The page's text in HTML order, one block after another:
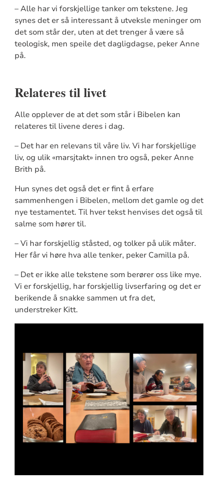
– Alle har vi forskjellige tanker om tekstene. Jeg
synes det er så interessant å utveksle meninger om
det som står der, uten at det trenger å være så
teologisk, men speile det dagligdagse, peker Anne
på.
Relateres til livet
Alle opplever de at det som står i Bibelen kan
relateres til livene deres i dag.
– Det har en relevans til våre liv. Vi har forskjellige
liv, og ulik «marsjtakt» innen tro også, peker Anne
Brith på.
Hun synes det også det er fint å erfare
sammenhengen i Bibelen, mellom det gamle og det
nye testamentet. Til hver tekst henvises det også til
salme som hører til.
– Vi har forskjellig ståsted, og tolker på ulik måter.
Her får vi høre hva alle tenker, peker Camilla på.
– Det er ikke alle tekstene som berører oss like mye.
Vi er forskjellig, har forskjellig livserfaring og det er
berikende å snakke sammen ut fra det,
understreker Kitt.